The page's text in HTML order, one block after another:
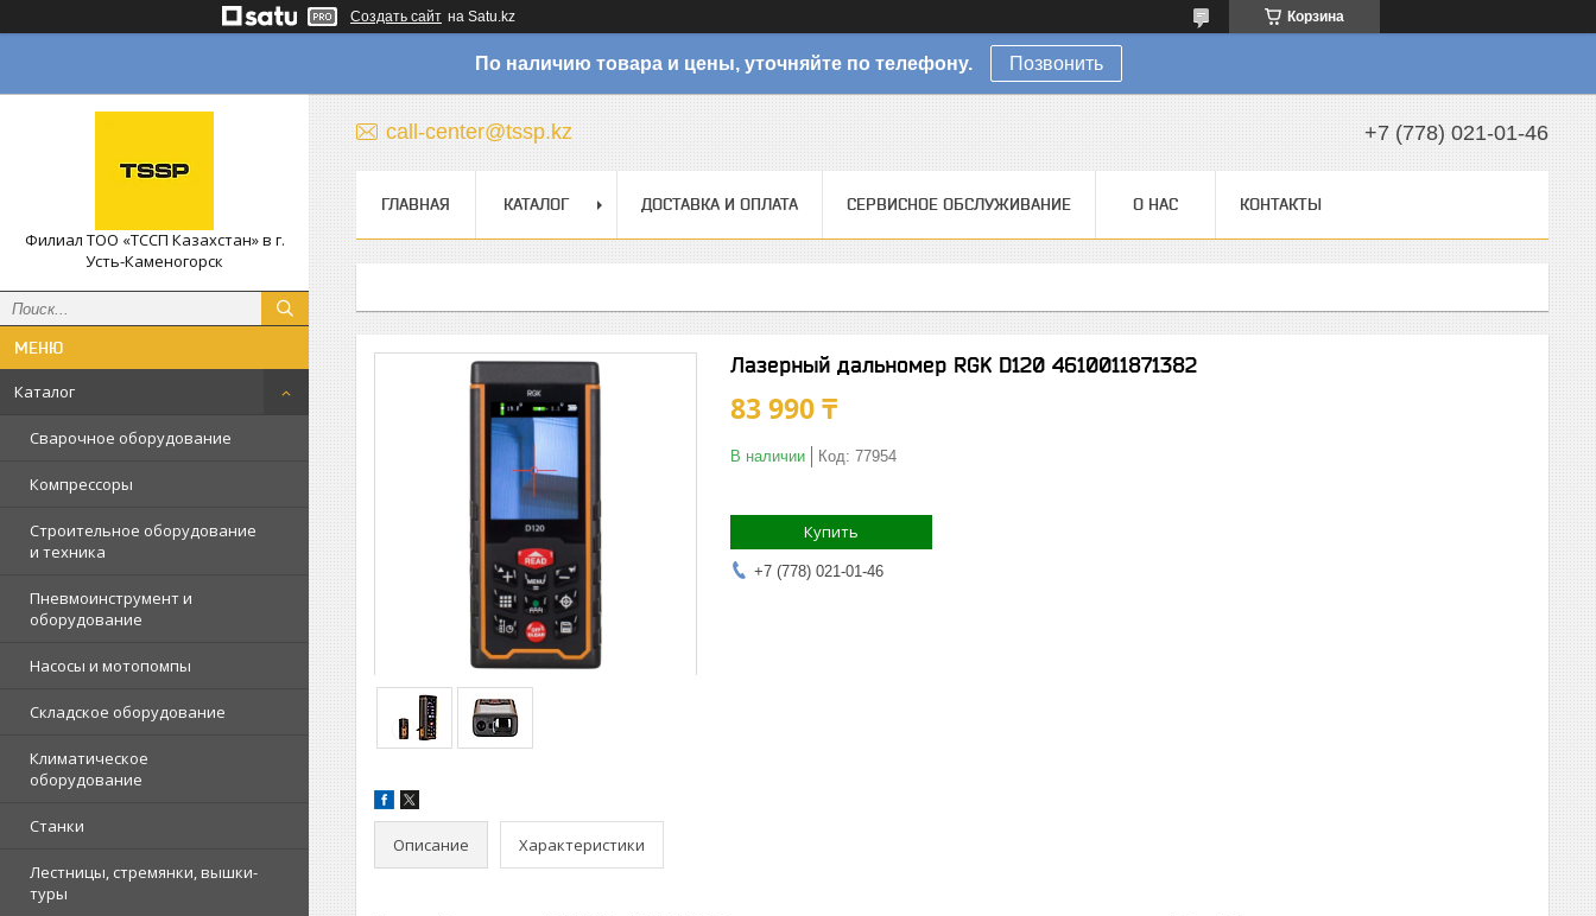
Создать сайт на Satu.kz Корзина
По наличию товара и цены, уточняйте по телефону. Позвонить
Филиал ТОО «ТССП Казахстан» в г.
Усть-Каменогорск
Каталог
Сварочное оборудование
Компрессоры
Строительное оборудование
и техника
Пневмоинструмент и
оборудование
Насосы и мотопомпы
Складское оборудование
Климатическое
оборудование
Станки
Лестницы, стремянки, вышки-
туры
call-center@tssp.kz +7 (778) 021-01-46
ГЛАВНАЯ КАТАЛОГ ДОСТАВКА И ОПЛАТА СЕРВИСНОЕ ОБСЛУЖИВАНИЕ О НАС КОНТАКТЫ
Лазерный дальномер RGK D120 4610011871382
83 990 ₸
В наличии Код: 77954
Купить
+7 (778) 021-01-46
Описание Характеристики